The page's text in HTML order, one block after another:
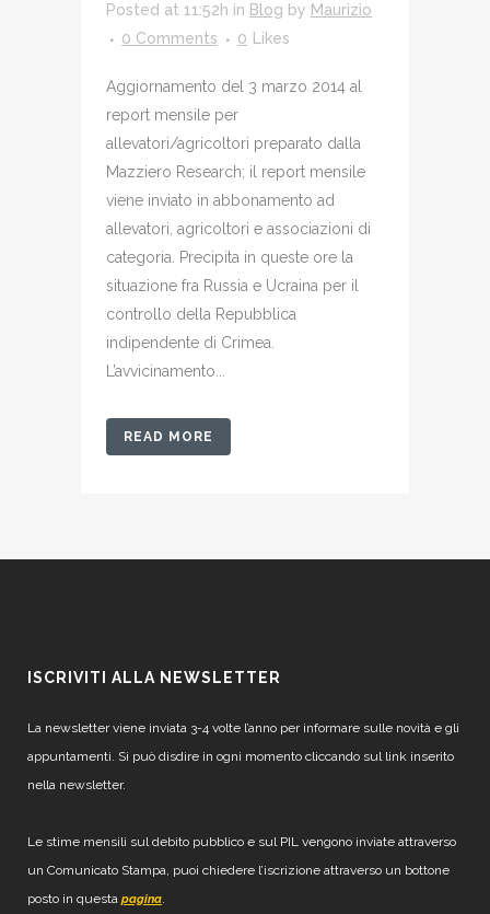
Posted at 11:52h in Blog by Maurizio
0 Comments
0 Likes
Aggiornamento del 3 marzo 2014 al
report mensile per
allevatori/agricoltori preparato dalla
Mazziero Research; il report mensile
viene inviato in abbonamento ad
allevatori, agricoltori e associazioni di
categoria. Precipita in queste ore la
situazione fra Russia e Ucraina per il
controllo della Repubblica
indipendente di Crimea.
L’avvicinamento...
READ MORE
ISCRIVITI ALLA NEWSLETTER
La newsletter viene inviata 3-4 volte l’anno per informare sulle novità e gli
appuntamenti. Si può disdire in ogni momento cliccando sul link inserito
nella newsletter.
Le stime mensili sul debito pubblico e sul PIL vengono inviate attraverso
un Comunicato Stampa, puoi chiedere l’iscrizione attraverso un bottone
posto in questa pagina.